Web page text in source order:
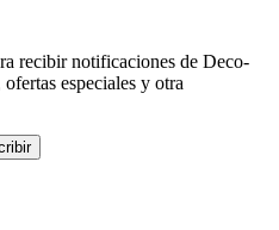
recibir notificaciones de Deco-
especiales y otra